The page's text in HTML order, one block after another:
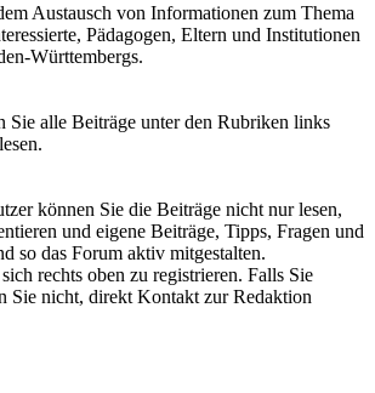
Austausch von Informationen zum Thema
Pädagogen, Eltern und Institutionen
Württembergs.
Sie alle Beiträge unter den Rubriken links
können Sie die Beiträge nicht nur lesen,
und eigene Beiträge, Tipps, Fragen und
so das Forum aktiv mitgestalten.
rechts oben zu registrieren. Falls Sie
Sie nicht, direkt Kontakt zur Redaktion